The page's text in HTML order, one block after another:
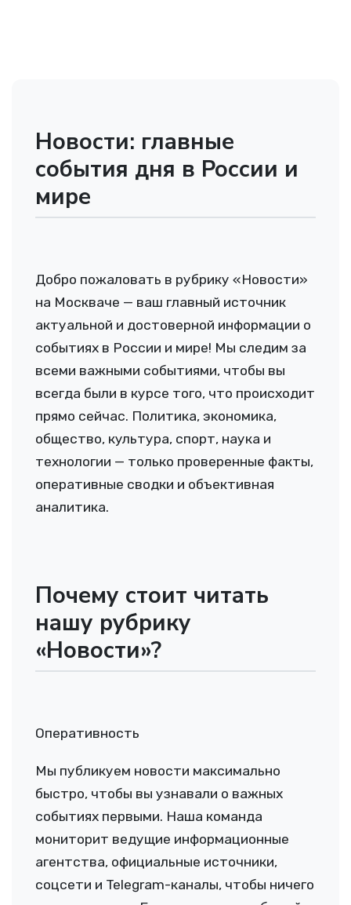
Новости: главные
события дня в России и
мире
Добро пожаловать в рубрику «Новости»
на Москваче — ваш главный источник
актуальной и достоверной информации о
событиях в России и мире! Мы следим за
всеми важными событиями, чтобы вы
всегда были в курсе того, что происходит
прямо сейчас. Политика, экономика,
общество, культура, спорт, наука и
технологии — только проверенные факты,
оперативные сводки и объективная
аналитика.
Почему стоит читать
нашу рубрику
«Новости»?
Оперативность
Мы публикуем новости максимально
быстро, чтобы вы узнавали о важных
событиях первыми. Наша команда
мониторит ведущие информационные
агентства, официальные источники,
соцсети и Telegram-каналы, чтобы ничего